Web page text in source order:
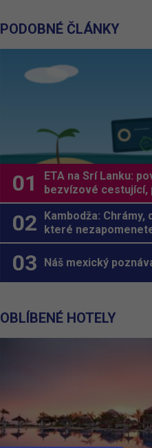
PODOBNÉ ČLÁNKY
ETA na Srí Lanku:
bezvízové cestující,
Kambodža: Chrámy,
které
Náš mexický
OBLÍBENÉ HOTELY